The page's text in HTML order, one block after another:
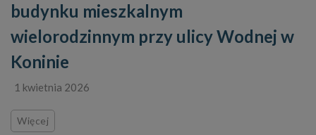
budynku mieszkalnym
wielorodzinnym przy ulicy Wodnej w
Koninie
1 kwietnia 2026
Więcej